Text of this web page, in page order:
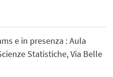
e in presenza : Aula
Statistiche, Via Belle